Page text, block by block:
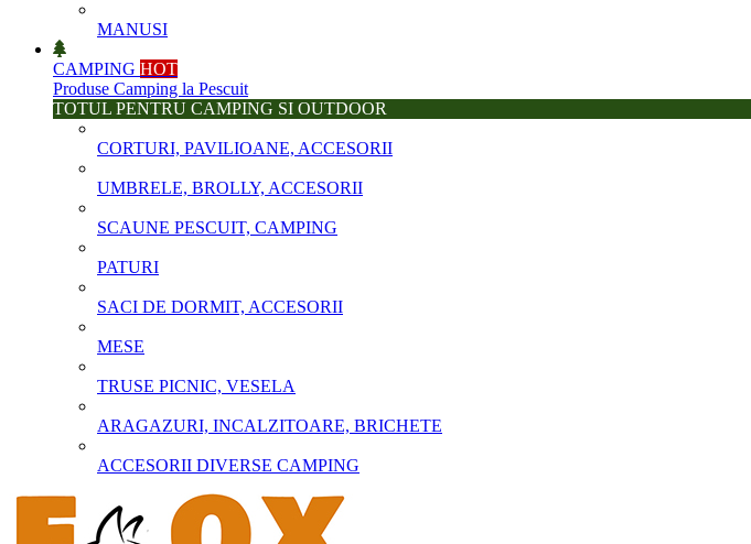
MANUSI
CAMPING HOT
Produse Camping la Pescuit
TOTUL PENTRU CAMPING SI OUTDOOR
CORTURI, PAVILIOANE, ACCESORII
UMBRELE, BROLLY, ACCESORII
SCAUNE PESCUIT, CAMPING
PATURI
SACI DE DORMIT, ACCESORII
MESE
TRUSE PICNIC, VESELA
ARAGAZURI, INCALZITOARE, BRICHETE
ACCESORII DIVERSE CAMPING